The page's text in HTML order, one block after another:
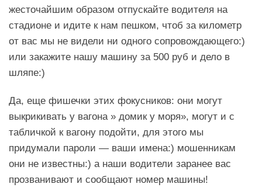
жесточайшим образом отпускайте водителя на
стадионе и идите к нам пешком, чтоб за километр
от вас мы не видели ни одного сопровождающего:)
или закажите нашу машину за 500 руб и дело в
шляпе:)
Да, еще фишечки этих фокусников: они могут
выкрикивать у вагона » домик у моря», могут и с
табличкой к вагону подойти, для этого мы
придумали пароли — ваши имена:) мошенникам
они не известны:) а наши водители заранее вас
прозванивают и сообщают номер машины!